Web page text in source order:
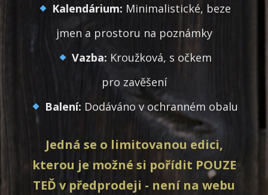
Kalendárium: Minimalistické, beze
jmen a prostoru na poznámky
Vazba: Kroužková, s očkem
pro zavěšení
Balení: Dodáváno v ochranném obalu
Jedná se o limitovanou edici,
kterou je možné si pořídit POUZE
TEĎ v předprodeji - není na webu